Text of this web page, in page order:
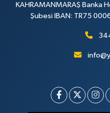
KAHRAMANMARAŞ Banka
Şubesi IBAN: TR75